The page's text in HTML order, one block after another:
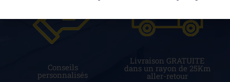
Conseils
personnalisés
Livraison GRATUITE
dans un rayon de 25Km
aller-retour